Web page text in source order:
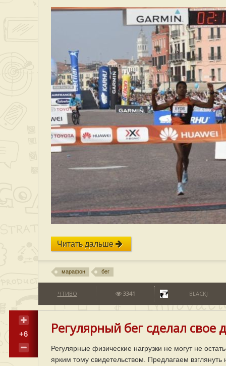
Читать дальше
марафон бег
ЧТИВО 3341 BLACKJ
+6 Регулярный бег сделал свое
Регулярные физические нагрузки не могут не
ярким тому свидетельством. Предлагаем